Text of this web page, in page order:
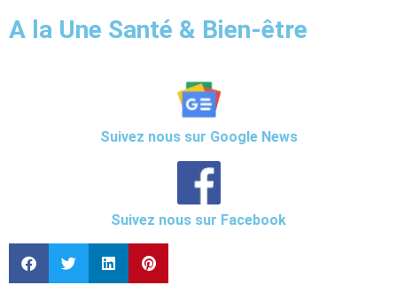
A la Une Santé & Bien-être
Suivez nous sur Google News
Suivez nous sur Facebook